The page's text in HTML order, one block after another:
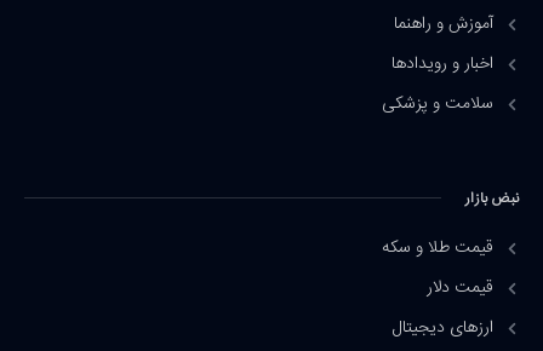
آموزش و راهنما
اخبار و رویدادها
سلامت و پزشکی
نبض بازار
قیمت طلا و سکه
قیمت دلار
ارزهای دیجیتال